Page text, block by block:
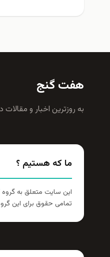
هفت گنج
به روزترين اخبار و
ما که هستیم ؟
این سایت متعلق به گروه
تمامی حقوق برای این